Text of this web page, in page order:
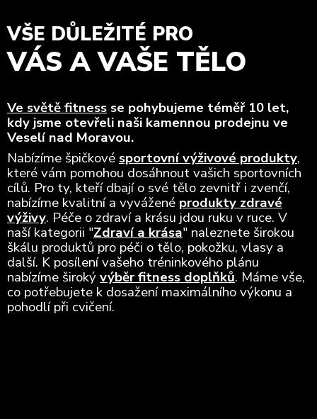
VŠE DŮLEŽITÉ PRO
VÁS A VAŠE TĚLO
Ve světě fitness se pohybujeme téměř 10 let,
kdy jsme otevřeli naši kamennou prodejnu ve
Veselí nad Moravou.
Nabízíme špičkovésportovní výživové produkty,
které vám pomohou dosáhnout vašich sportovních
cílů. Pro ty, kteří dbají o své tělo zevnitř i zvenčí,
nabízíme kvalitní a vyvážené produkty zdravé
výživy. Péče o zdraví a krásu jdou ruku v ruce. V
naší kategorii "Zdraví a krása" naleznete širokou
škálu produktů pro péči o tělo, pokožku, vlasy a
další. K posílení vašeho tréninkového plánu
nabízíme širokývýběr fitness doplňků. Máme vše,
co potřebujete k dosažení maximálního výkonu a
pohodlí při cvičení.